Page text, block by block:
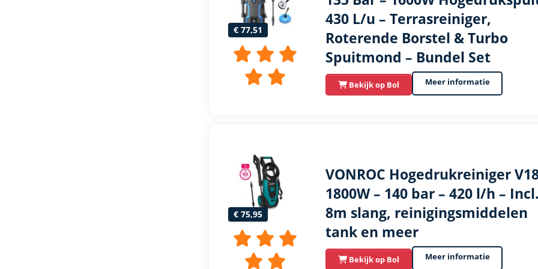
€ 77,51
430 L/u – Terrasreiniger,
Roterende Borstel & Turbo
Spuitmond – Bundel Set
Bekijk op Bol Meer informatie
€ 75,95
VONROC Hogedrukreiniger
1800W – 140 bar – 420 l/h –
8m slang, reinigingsmiddelen
tank en meer
Bekijk op Bol Meer informatie